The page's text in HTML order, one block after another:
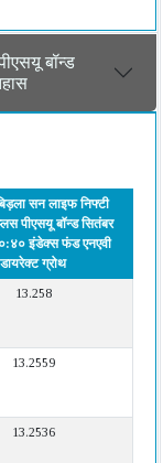
बॉन्ड
सन लाइफ निफ्टी
पीएसयू बॉन्ड सितंबर
इंडेक्स फंड एनएवी
डायरेक्ट ग्रोथ
13.258
13.2559
13.2536